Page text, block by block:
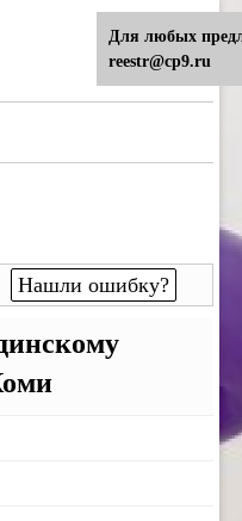
Нашли ошибку?
Для любых
reestr@cp9.ru